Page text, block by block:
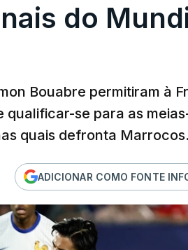
do
Bouabre permitiram à
qualificar-se para as
quais defronta Marrocos.
ADICIONAR COMO FONTE